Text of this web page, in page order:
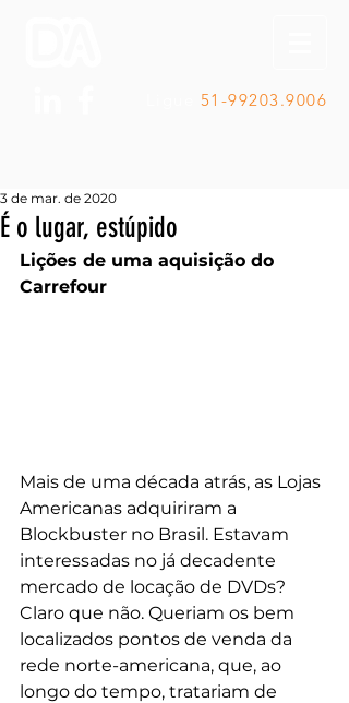
51-99203.9006
É o lugar, estúpido
3 de mar. de 2020
Lições de uma aquisição do
Carrefour
Mais de uma década atrás, as Lojas
Americanas adquiriram a
Blockbuster no Brasil. Estavam
interessadas no já decadente
mercado de locação de DVDs?
Claro que não. Queriam os bem
localizados pontos de venda da
rede norte-americana, que, ao
longo do tempo, tratariam de